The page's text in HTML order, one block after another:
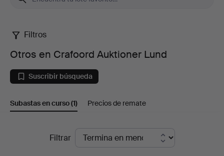
Otros
en
Crafoord
Auktioner
Filtros
Otros en Crafoord Auktioner Lund
Suscribir búsqueda
Subastas en curso(1) Precios de remate
SubastasFiltrar